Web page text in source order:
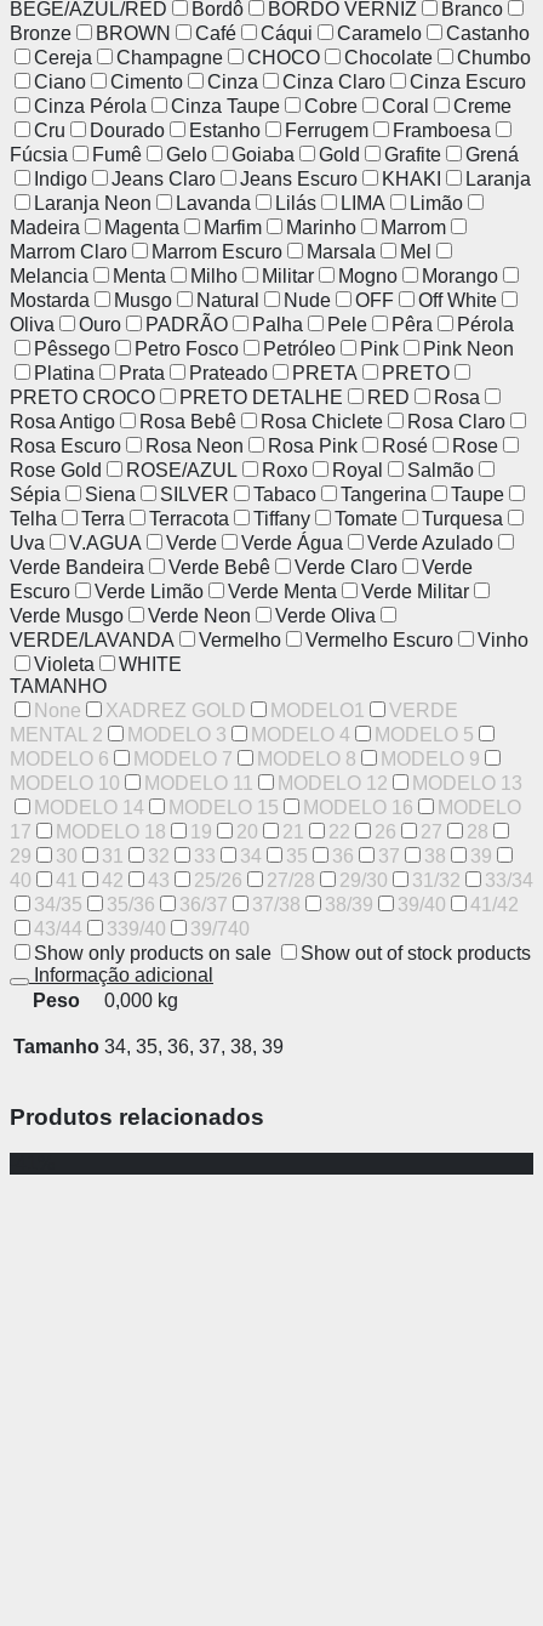
BEGE/AZUL/RED Bordô BORDÔ VERNIZ
Branco
Bronze
BROWN Café Cáqui Caramelo
Castanho
Cereja
Champagne CHOCO Chocolate
Chumbo
Ciano
Cimento Cinza Cinza Claro
Cinza Escuro
Cinza Pérola
Cinza Taupe Cobre Coral
Creme
Cru
Dourado Estanho Ferrugem
Framboesa
Fúcsia
Fumê Gelo Goiaba Gold Grafite
Grená
Indigo
Jeans Claro Jeans Escuro KHAKI
Laranja
Laranja Neon
Lavanda Lilás LIMA
Limão
Madeira
Magenta Marfim Marinho
Marrom
Marrom Claro
Marrom Escuro Marsala
Mel
Melancia
Menta Milho Militar Mogno
Morango
Mostarda
Musgo Natural Nude OFF
Off White
Oliva
Ouro PADRÃO Palha Pele Pêra
Pérola
Pêssego
Petro Fosco Petróleo Pink
Pink Neon
Platina
Prata Prateado PRETA
PRETO
PRETO CROCO
PRETO DETALHE RED
Rosa
Rosa Antigo
Rosa Bebê Rosa Chiclete
Rosa Claro
Rosa Escuro
Rosa Neon Rosa Pink Rosé
Rose
Rose Gold
ROSE/AZUL Roxo Royal
Salmão
Sépia
Siena SILVER Tabaco Tangerina
Taupe
Telha
Terra Terracota Tiffany Tomate
Turquesa
Uva
V.AGUA Verde Verde Água
Verde Azulado
Verde Bandeira
Verde Bebê Verde Claro
Verde
Escuro
Verde Limão Verde Menta
Verde Militar
Verde Musgo
Verde Neon
Verde Oliva
VERDE/LAVANDA
Vermelho Vermelho Escuro
Vinho
Violeta
WHITE
TAMANHO
None
XADREZ GOLD MODELO1
VERDE
MENTAL 2
MODELO 3 MODELO 4
MODELO 5
MODELO 6
MODELO 7 MODELO 8
MODELO 9
MODELO 10
MODELO 11 MODELO 12
MODELO 13
MODELO 14
MODELO 15 MODELO 16
MODELO
17
MODELO 18 19 20 21 22 26 27
28
29
30 31 32 33 34 35 36 37 38
39
40
41 42 43 25/26 27/28 29/30 31/32
33/34
34/35
35/36 36/37 37/38 38/39 39/40
41/42
43/44
339/40
39/740
Show only products on sale
Show out of stock products
Informação adicional
Peso
0,000 kg
Tamanho 34, 35, 36, 37, 38, 39
Produtos relacionados